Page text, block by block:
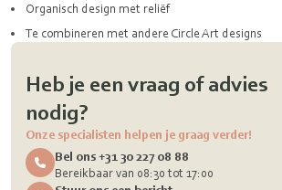
Organisch design met reliëf
Te combineren met andere Circle Art designs
Heb je een vraag of advies
nodig?
Onze specialisten helpen je graag verder!
Bel ons +31 30 227 08 88
Bereikbaar van 08:30 tot 17:00